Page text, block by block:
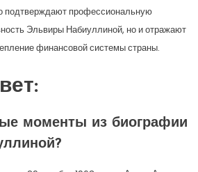
подтверждают профессиональную
Эльвиры Набиуллиной, но и отражают
финансовой системы страны.
моменты из биографии